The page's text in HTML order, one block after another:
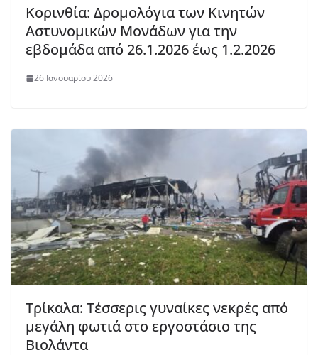
Κορινθία: Δρομολόγια των Κινητών
Αστυνομικών Μονάδων για την
εβδομάδα από 26.1.2026 έως 1.2.2026
26 Ιανουαρίου 2026
Τρίκαλα: Τέσσερις γυναίκες νεκρές από
μεγάλη φωτιά στο εργοστάσιο της
Βιολάντα